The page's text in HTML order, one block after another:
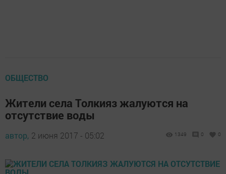
ОБЩЕСТВО
Жители села Толкияз жалуются на
отсутствие воды
автор, 2 июня 2017 - 05:02 1349 0 0